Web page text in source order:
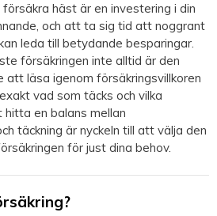
häst är en investering i din
och att ta sig tid att noggrant
leda till betydande besparingar.
försäkringen inte alltid är den
läsa igenom försäkringsvillkoren
vad som täcks och vilka
en balans mellan
täckning är nyckeln till att välja den
för just dina behov.